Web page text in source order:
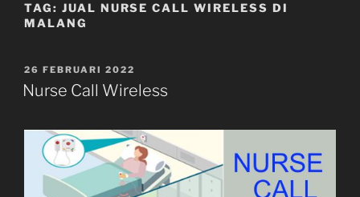
TAG: JUAL NURSE CALL WIRELESS DI
MALANG
POSTED
ON
26 FEBRUARI 2022
Nurse Call Wireless